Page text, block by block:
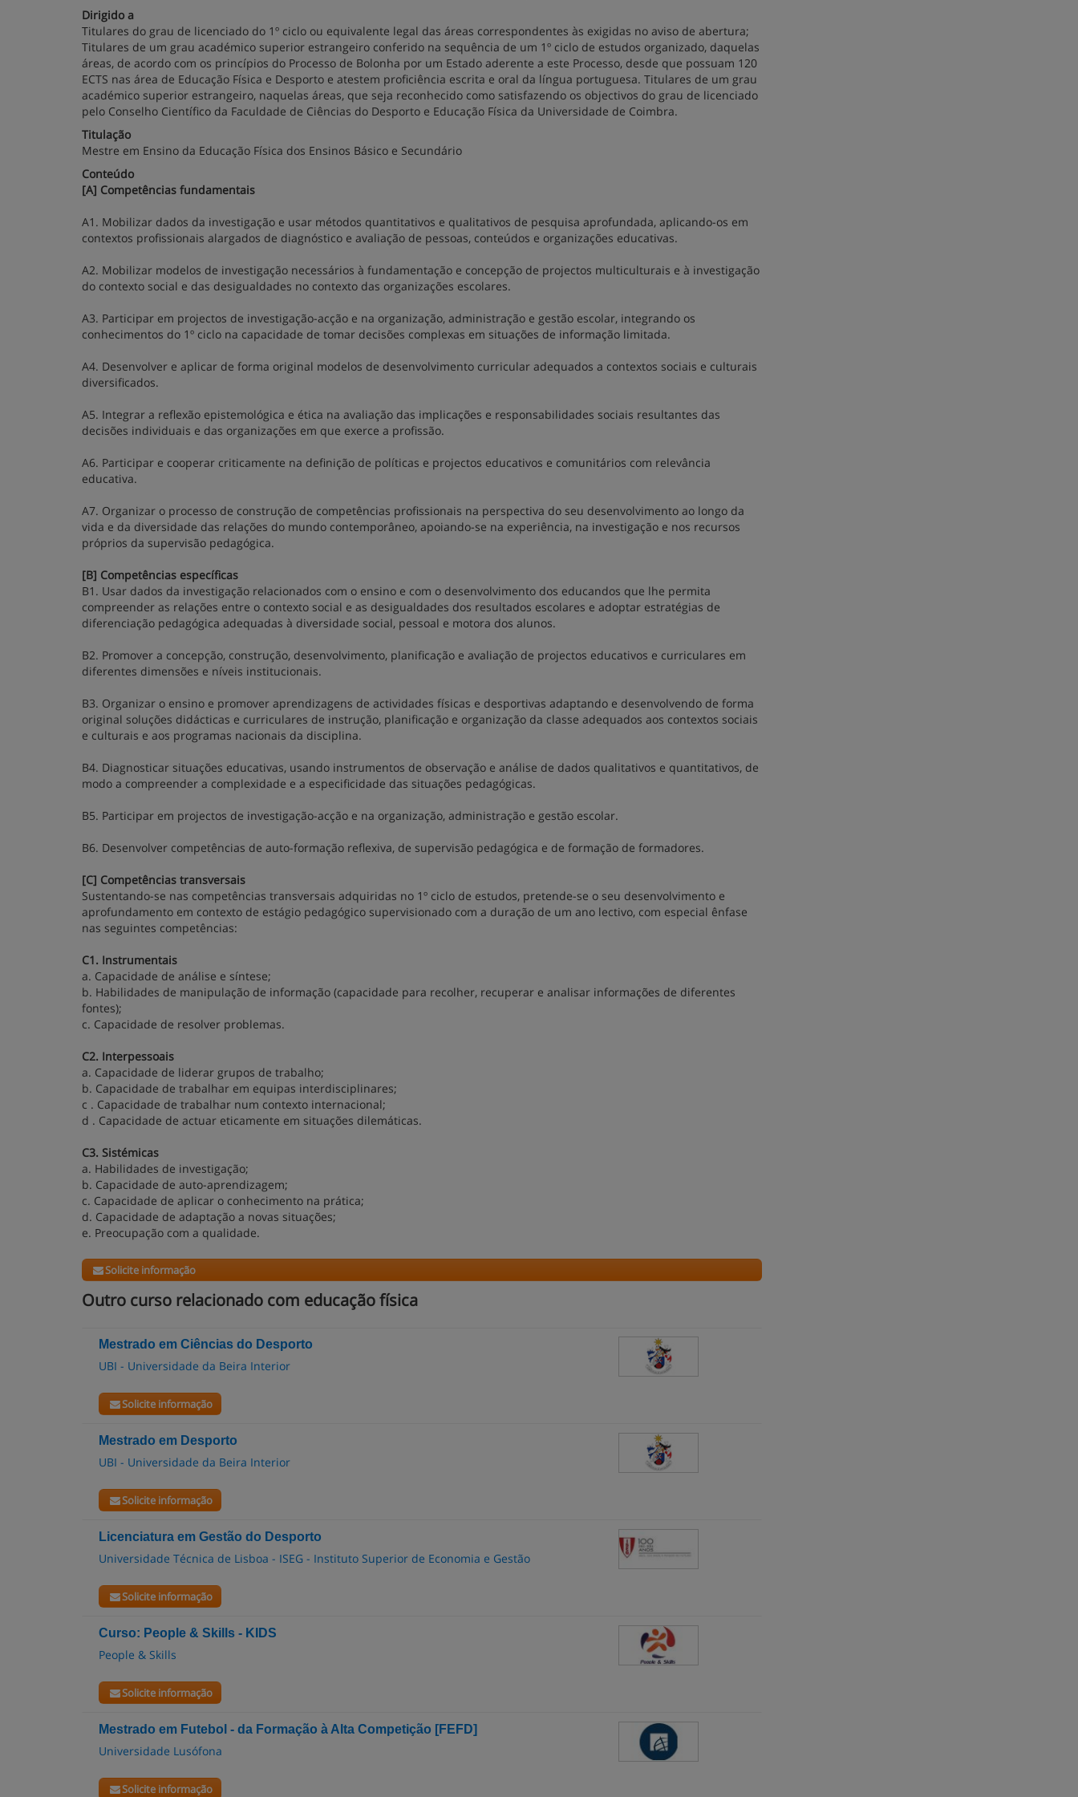
Dirigido a
Titulares do grau de licenciado do 1º ciclo ou equivalente legal das áreas correspondentes às exigidas no aviso de abertura;
Titulares de um grau académico superior estrangeiro conferido na sequência de um 1º ciclo de estudos organizado, daquelas
áreas, de acordo com os princípios do Processo de Bolonha por um Estado aderente a este Processo, desde que possuam 120
ECTS nas área de Educação Física e Desporto e atestem proficiência escrita e oral da língua portuguesa. Titulares de um grau
académico superior estrangeiro, naquelas áreas, que seja reconhecido como satisfazendo os objectivos do grau de licenciado
pelo Conselho Científico da Faculdade de Ciências do Desporto e Educação Física da Universidade de Coimbra.
Titulação
Mestre em Ensino da Educação Física dos Ensinos Básico e Secundário
Conteúdo
[A] Competências fundamentais
A1. Mobilizar dados da investigação e usar métodos quantitativos e qualitativos de pesquisa aprofundada, aplicando-os em
contextos profissionais alargados de diagnóstico e avaliação de pessoas, conteúdos e organizações educativas.
A2. Mobilizar modelos de investigação necessários à fundamentação e concepção de projectos multiculturais e à investigação
do contexto social e das desigualdades no contexto das organizações escolares.
A3. Participar em projectos de investigação-acção e na organização, administração e gestão escolar, integrando os
conhecimentos do 1º ciclo na capacidade de tomar decisões complexas em situações de informação limitada.
A4. Desenvolver e aplicar de forma original modelos de desenvolvimento curricular adequados a contextos sociais e culturais
diversificados.
A5. Integrar a reflexão epistemológica e ética na avaliação das implicações e responsabilidades sociais resultantes das
decisões individuais e das organizações em que exerce a profissão.
A6. Participar e cooperar criticamente na definição de políticas e projectos educativos e comunitários com relevância
educativa.
A7. Organizar o processo de construção de competências profissionais na perspectiva do seu desenvolvimento ao longo da
vida e da diversidade das relações do mundo contemporâneo, apoiando-se na experiência, na investigação e nos recursos
próprios da supervisão pedagógica.
[B] Competências específicas
B1. Usar dados da investigação relacionados com o ensino e com o desenvolvimento dos educandos que lhe permita
compreender as relações entre o contexto social e as desigualdades dos resultados escolares e adoptar estratégias de
diferenciação pedagógica adequadas à diversidade social, pessoal e motora dos alunos.
B2. Promover a concepção, construção, desenvolvimento, planificação e avaliação de projectos educativos e curriculares em
diferentes dimensões e níveis institucionais.
B3. Organizar o ensino e promover aprendizagens de actividades físicas e desportivas adaptando e desenvolvendo de forma
original soluções didácticas e curriculares de instrução, planificação e organização da classe adequados aos contextos sociais
e culturais e aos programas nacionais da disciplina.
B4. Diagnosticar situações educativas, usando instrumentos de observação e análise de dados qualitativos e quantitativos, de
modo a compreender a complexidade e a especificidade das situações pedagógicas.
B5. Participar em projectos de investigação-acção e na organização, administração e gestão escolar.
B6. Desenvolver competências de auto-formação reflexiva, de supervisão pedagógica e de formação de formadores.
[C] Competências transversais
Sustentando-se nas competências transversais adquiridas no 1º ciclo de estudos, pretende-se o seu desenvolvimento e
aprofundamento em contexto de estágio pedagógico supervisionado com a duração de um ano lectivo, com especial ênfase
nas seguintes competências:
C1. Instrumentais
a. Capacidade de análise e síntese;
b. Habilidades de manipulação de informação (capacidade para recolher, recuperar e analisar informações de diferentes
fontes);
c. Capacidade de resolver problemas.
C2. Interpessoais
a. Capacidade de liderar grupos de trabalho;
b. Capacidade de trabalhar em equipas interdisciplinares;
c . Capacidade de trabalhar num contexto internacional;
d . Capacidade de actuar eticamente em situações dilemáticas.
C3. Sistémicas
a. Habilidades de investigação;
b. Capacidade de auto-aprendizagem;
c. Capacidade de aplicar o conhecimento na prática;
d. Capacidade de adaptação a novas situações;
e. Preocupação com a qualidade.
Solicite informação
Outro curso relacionado com educação física
Mestrado em Ciências do Desporto
UBI - Universidade da Beira Interior
Solicite informação
Mestrado em Desporto
UBI - Universidade da Beira Interior
Solicite informação
Licenciatura em Gestão do Desporto
Universidade Técnica de Lisboa - ISEG - Instituto Superior de Economia e Gestão
Solicite informação
Curso: People & Skills - KIDS
People & Skills
Solicite informação
Mestrado em Futebol - da Formação à Alta Competição [FEFD]
Universidade Lusófona
Solicite informação